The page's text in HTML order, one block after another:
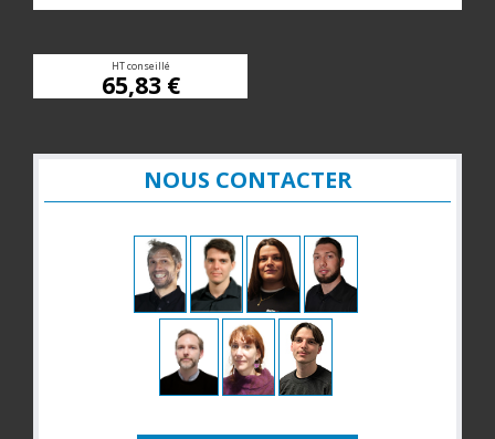
HT conseillé
65,83 €
NOUS CONTACTER